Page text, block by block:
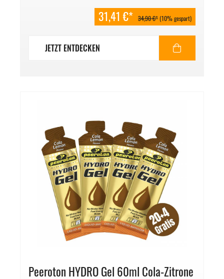
31,41 €* 34,90 €*(10% gespart)
JETZT ENTDECKEN
Peeroton HYDRO Gel 60ml Cola-Zitrone